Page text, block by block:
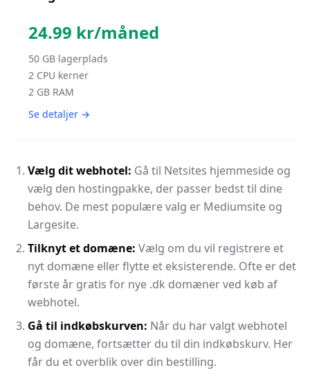
24.99 kr/måned
50 GB lagerplads
2 CPU kerner
2 GB RAM
Se detaljer →
Vælg dit webhotel: Gå til Netsites hjemmeside og
vælg den hostingpakke, der passer bedst til dine
behov. De mest populære valg er Mediumsite og
Largesite.
Tilknyt et domæne: Vælg om du vil registrere et
nyt domæne eller flytte et eksisterende. Ofte er det
første år gratis for nye .dk domæner ved køb af
webhotel.
Gå til indkøbskurven: Når du har valgt webhotel
og domæne, fortsætter du til din indkøbskurv. Her
får du et overblik over din bestilling.